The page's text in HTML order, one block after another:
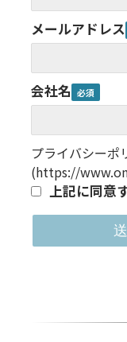
メールアドレス
会社名
プライバシーポ
(https://
上記に同意